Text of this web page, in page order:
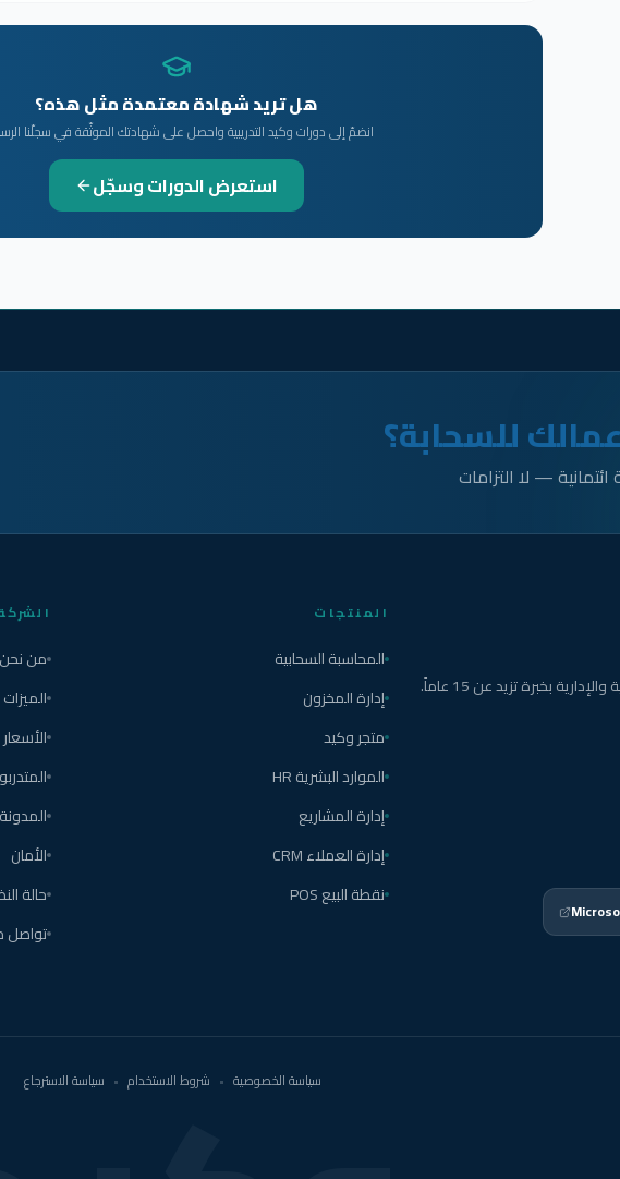
هل تريد شهادة معتمدة مثل هذه؟
انضمّ إلى دورات وكيد التدريبية واحصل على شهادتك الموثّقة في سجلّنا
استعرض الدورات وسجّل
للسحابة؟
بخبرة تزيد عن 15 عاماً.
المنتجات
المحاسبة السحابية
إدارة المخزون
متجر وكيد
الموارد البشرية HR
إدارة المشاريع
إدارة العملاء CRM
نقطة البيع POS
من نحن
الميزات
الأسعار
المدونة
الأمان
حالة
تواصل
سياسة الخصوصية • شروط الاستخدام • سياسة الاسترجاع